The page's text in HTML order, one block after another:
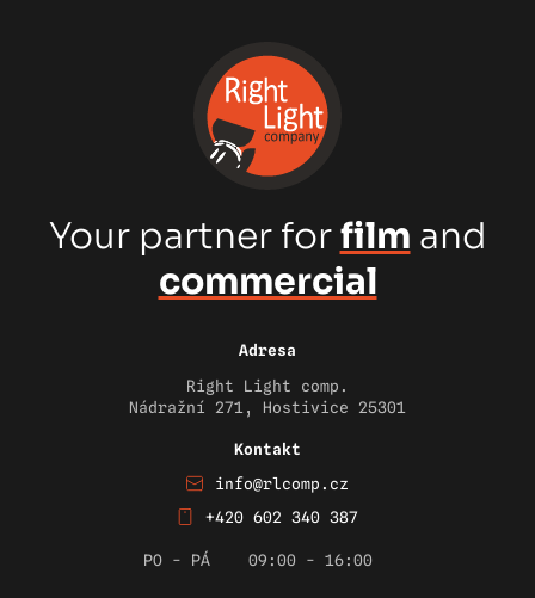
Your partner forfilm and
commercial
Adresa
Right Light comp.
Nádražní 271, Hostivice 25301
Kontakt
info@rlcomp.cz
+420 602 340 387
PO - PÁ 09:00 - 16:00